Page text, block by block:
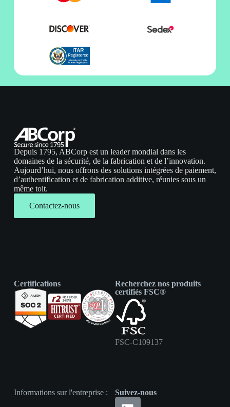
Depuis 1795, ABCorp est un leader mondial dans les
domaines de la sécurité, de la fabrication et de l’innovation.
Aujourd’hui, nous offrons des solutions intégrées de paiement,
d’authentification et de fabrication additive, réunies sous un
même toit.
Contactez-nous
Certifications
Recherchez nos produits
certifiés FSC®
FSC-C109137
Informations sur l'entreprise : Suivez-nous